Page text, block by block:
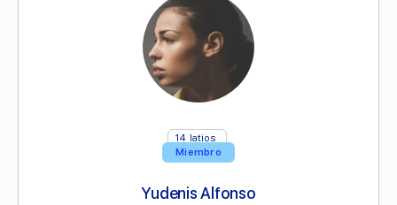
14 latios
Miembro
Yudenis Alfonso